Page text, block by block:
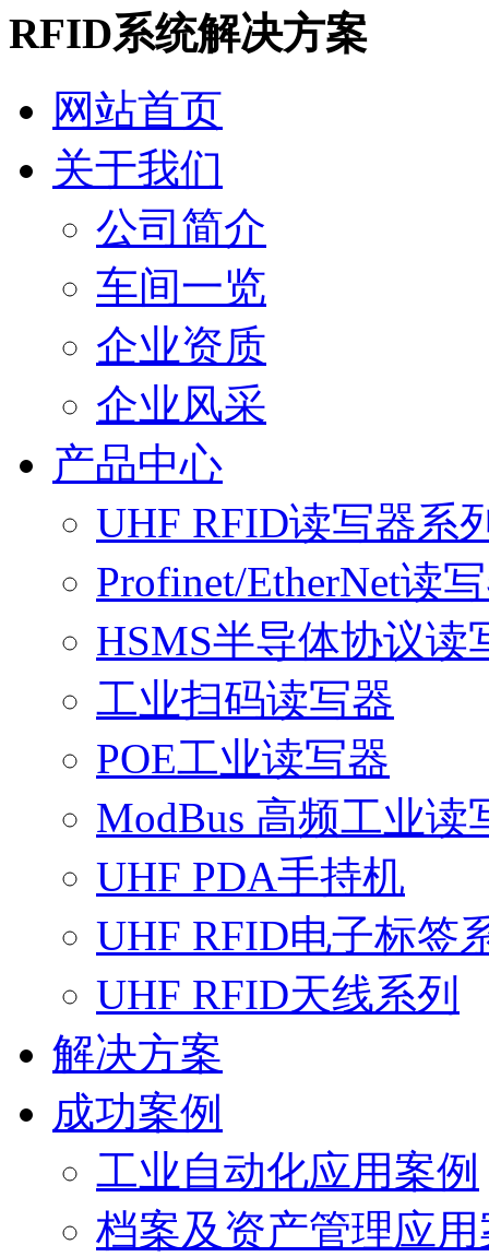
RFID系统解决方案
网站首页
关于我们
公司简介
车间一览
企业资质
企业风采
产品中心
UHF RFID读写器系
Profinet/EtherNet读
HSMS半导体协议读
工业扫码读写器
POE工业读写器
ModBus 高频工业读
UHF PDA手持机
UHF RFID电子标签
UHF RFID天线系列
解决方案
成功案例
工业自动化应用案例
档案及资产管理应